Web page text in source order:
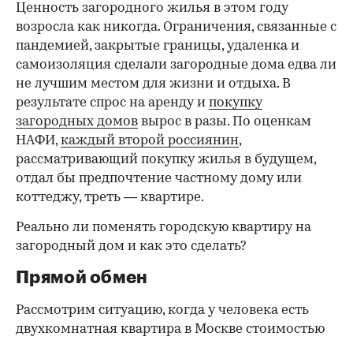
Ценность загородного жилья в этом году
возросла как никогда. Ограничения, связанные с
пандемией, закрытые границы, удаленка и
самоизоляция сделали загородные дома едва ли
не лучшим местом для жизни и отдыха. В
результате спрос на аренду и покупку
загородных домов вырос в разы. По оценкам
НАФИ,каждый второй россиянин,
рассматривающий покупку жилья в будущем,
отдал бы предпочтение частному дому или
коттеджу, треть — квартире.
Реально ли поменять городскую квартиру на
загородный дом и как это сделать?
Прямой обмен
Рассмотрим ситуацию, когда у человека есть
двухкомнатная квартира в Москве стоимостью